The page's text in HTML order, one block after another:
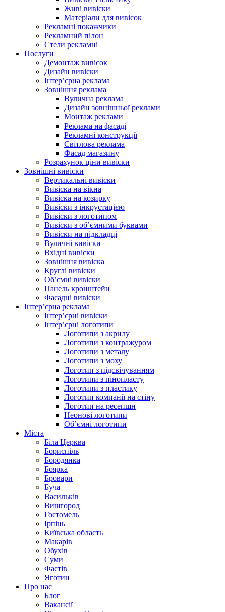
Живі вивіски
Матеріали для вивісок
Рекламні покажчики
Рекламний пілон
Стели рекламні
Послуги
Демонтаж вивісок
Дизайн вивіски
Інтер’єрна реклама
Зовнішня реклама
Вулична реклама
Дизайн зовнішньої реклами
Монтаж реклами
Реклама на фасаді
Рекламні конструкції
Світлова реклама
Фасад магазину
Розрахунок ціни вивіски
Зовнішні вивіски
Вертикальні вивіски
Вивіска на вікна
Вивіска на козирку
Вивіски з інкрустацією
Вивіски з логотипом
Вивіски з об’ємними буквами
Вивіски на підкладці
Вуличні вивіски
Вхідні вивіски
Зовнішня вивіска
Круглі вивіски
Об’ємні вивіски
Панель кронштейн
Фасадні вивіски
Інтер’єрна реклама
Інтер’єрні вивіски
Інтер’єрні логотипи
Логотипи з акрилу
Логотипи з контражуром
Логотипи з металу
Логотипи з моху
Логотип з підсвічуванням
Логотипи з пінопласту
Логотипи з пластику
Логотип компанії на стіну
Логотип на ресепшн
Неонові логотипи
Об’ємні логотипи
Міста
Біла Церква
Бориспіль
Бородянка
Боярка
Бровари
Буча
Васильків
Вишгород
Гостомель
Ірпінь
Київська область
Макарів
Обухів
Суми
Фастів
Яготин
Про нас
Блог
Вакансії